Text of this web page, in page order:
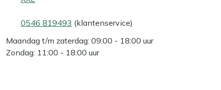
0546 819493 (klantenservice)
Maandag t/m zaterdag: 09:00 - 18:00 uur
Zondag: 11:00 - 18:00 uur